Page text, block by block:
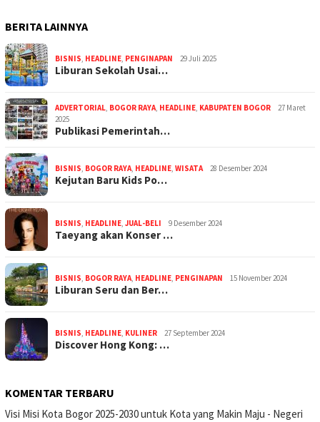
BERITA LAINNYA
BISNIS, HEADLINE, PENGINAPAN 29 Juli 2025
Liburan Sekolah Usai…
ADVERTORIAL, BOGOR RAYA, HEADLINE, KABUPATEN BOGOR
27 Maret
2025
Publikasi Pemerintah…
BISNIS, BOGOR RAYA, HEADLINE, WISATA 28 Desember 2024
Kejutan Baru Kids Po…
BISNIS, HEADLINE, JUAL-BELI 9 Desember 2024
Taeyang akan Konser …
BISNIS, BOGOR RAYA, HEADLINE, PENGINAPAN 15 November 2024
Liburan Seru dan Ber…
BISNIS, HEADLINE, KULINER 27 September 2024
Discover Hong Kong: …
KOMENTAR TERBARU
Visi Misi Kota Bogor 2025-2030 untuk Kota yang Makin Maju - Negeri